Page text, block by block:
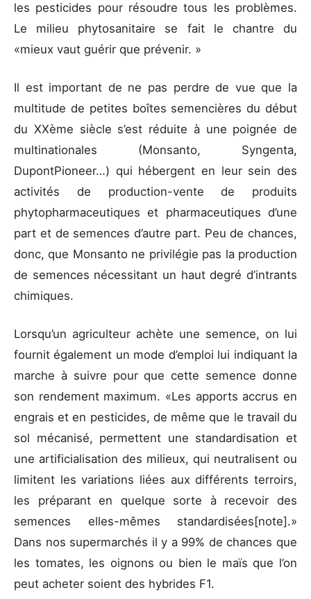
les pesticides pour résoudre tous les problèmes.
Le milieu phytosanitaire se fait le chantre du
«mieux vaut guérir que prévenir. »
Il est important de ne pas perdre de vue que la
multitude de petites boîtes semencières du début
du XXème siècle s’est réduite à une poignée de
multinationales (Monsanto, Syngenta,
DupontPioneer…) qui hébergent en leur sein des
activités de production-vente de produits
phytopharmaceutiques et pharmaceutiques d’une
part et de semences d’autre part. Peu de chances,
donc, que Monsanto ne privilégie pas la production
de semences nécessitant un haut degré d’intrants
chimiques.
Lorsqu’un agriculteur achète une semence, on lui
fournit également un mode d’emploi lui indiquant la
marche à suivre pour que cette semence donne
son rendement maximum. «Les apports accrus en
engrais et en pesticides, de même que le travail du
sol mécanisé, permettent une standardisation et
une artificialisation des milieux, qui neutralisent ou
limitent les variations liées aux différents terroirs,
les préparant en quelque sorte à recevoir des
semences elles-mêmes standardisées[note].»
Dans nos supermarchés il y a 99% de chances que
les tomates, les oignons ou bien le maïs que l’on
peut acheter soient des hybrides F1.